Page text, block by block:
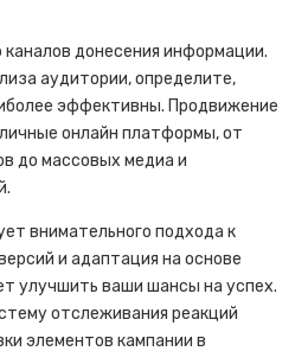
донесения информации.
аудитории, определите,
эффективны. Продвижение
онлайн платформы, от
до массовых медиа и
внимательного подхода к
и адаптация на основе
улучшить ваши шансы на успех.
отслеживания реакций
элементов кампании в